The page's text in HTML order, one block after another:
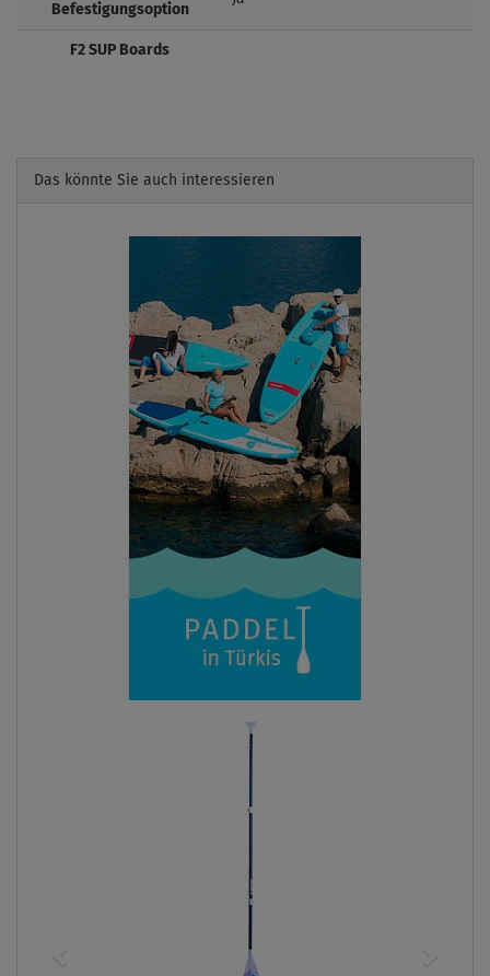
Befestigungsoption
F2 SUP Boards
Das könnte Sie auch interessieren